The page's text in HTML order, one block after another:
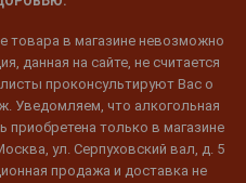
товара в магазине невозможно
данная на сайте, не считается
проконсультируют Вас о
Уведомляем, что алкогольная
приобретена только в магазине
ул. Серпуховский вал, д. 5
продажа и доставка не